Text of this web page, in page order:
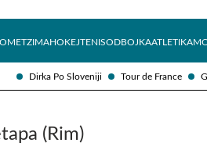
Dirka Po Sloveniji Tour de France
ZIMAHOKEJTENISODBOJKAATLETIKA
(Rim)